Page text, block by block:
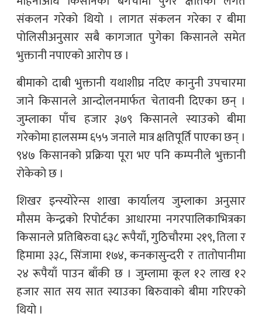
संकलन गरेको थियो । लागत संकलन गरेका र बीमा
पोलिसीअनुसार सबै कागजात पुगेका किसानले समेत
भुक्तानी नपाएको आरोप छ ।
बीमाको दाबी भुक्तानी यथाशीघ्र नदिए कानुनी उपचारमा
जाने किसानले आन्दोलनमार्फत चेतावनी दिएका छन् ।
जुम्लाका पाँच हजार ३७९ किसानले स्याउको बीमा
गरेकोमा हालसम्म ६५५ जनाले मात्र क्षतिपूर्ति पाएका छन् ।
९४७ किसानको प्रक्रिया पूरा भए पनि कम्पनीले भुक्तानी
रोकेको छ ।
शिखर इन्स्योरेन्स शाखा कार्यालय जुम्लाका अनुसार
मौसम केन्द्रको रिपोर्टका आधारमा नगरपालिकाभित्रका
किसानले प्रतिबिरुवा ६३८ रूपैयाँ, गुठिचौरमा २१९, तिला र
हिमामा ३३८, सिंजामा १७४, कनकासुन्दरी र तातोपानीमा
२४ रूपैयाँ पाउन बाँकी छ । जुम्लामा कूल १२ लाख १२
हजार सात सय सात स्याउका बिरुवाको बीमा गरिएको
थियो ।